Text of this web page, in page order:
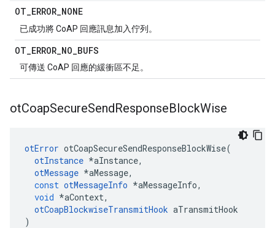
OT_ERROR_NONE
已成功將 CoAP 回應訊息加入佇列。
OT_ERROR_NO_BUFS
可傳送 CoAP 回應的緩衝區不足。
otCoapSecureSendResponseBlockWise
otError otCoapSecureSendResponseBlockWise(
otInstance *aInstance,
otMessage *aMessage,
const otMessageInfo *aMessageInfo,
void *aContext,
otCoapBlockwiseTransmitHook aTransmitHook
)